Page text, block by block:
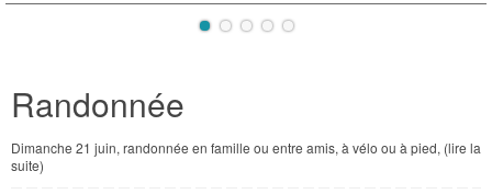
Randonnée
Dimanche 21 juin, randonnée en famille ou entre amis, à vélo ou à pied, (lire la
suite)